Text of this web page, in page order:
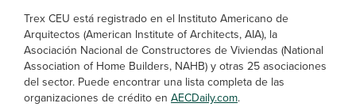
Trex CEU está registrado en el Instituto Americano de
Arquitectos (American Institute of Architects, AIA), la
Asociación Nacional de Constructores de Viviendas (National
Association of Home Builders, NAHB) y otras 25 asociaciones
del sector. Puede encontrar una lista completa de las
organizaciones de crédito en AECDaily.com.